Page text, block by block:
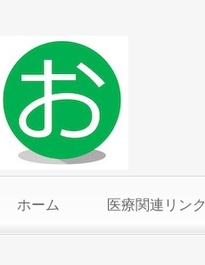
ホーム 医療関連リンク